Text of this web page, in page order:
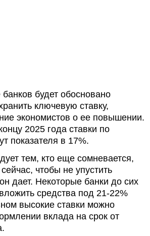
будет обосновано
ключевую ставку,
экономистов о ее повышении.
2025 года ставки по
показателя в 17%.
тем, кто еще сомневается,
чтобы не упустить
дает. Некоторые банки до сих
средства под 21-22%
высокие ставки можно
вклада на срок от